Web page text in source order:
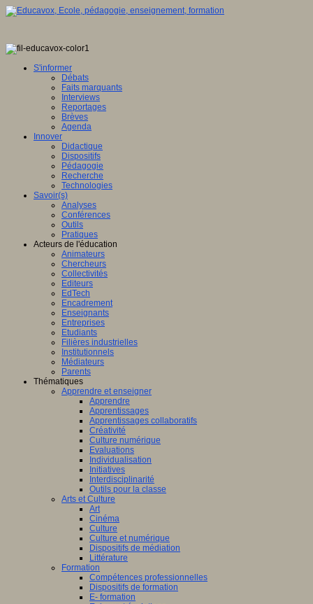
S'informer
Débats
Faits marquants
Interviews
Reportages
Brèves
Agenda
Innover
Didactique
Dispositifs
Pédagogie
Recherche
Technologies
Savoir(s)
Analyses
Conférences
Outils
Pratiques
Acteurs de l'éducation
Animateurs
Chercheurs
Collectivités
Editeurs
EdTech
Encadrement
Enseignants
Entreprises
Etudiants
Filières industrielles
Institutionnels
Médiateurs
Parents
Thématiques
Apprendre et enseigner
Apprendre
Apprentissages
Apprentissages collaboratifs
Créativité
Culture numérique
Evaluations
Individualisation
Initiatives
Interdisciplinarité
Outils pour la classe
Arts et Culture
Art
Cinéma
Culture
Culture et numérique
Dispositifs de médiation
Littérature
Formation
Compétences professionnelles
Dispositifs de formation
E- formation